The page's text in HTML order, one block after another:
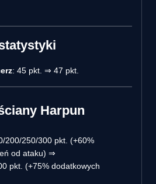
: 45 pkt. ⇒ 47 pkt.
Harpun
200/250/300 pkt. (+60%
od ataku) ⇒
pkt. (+75% dodatkowych